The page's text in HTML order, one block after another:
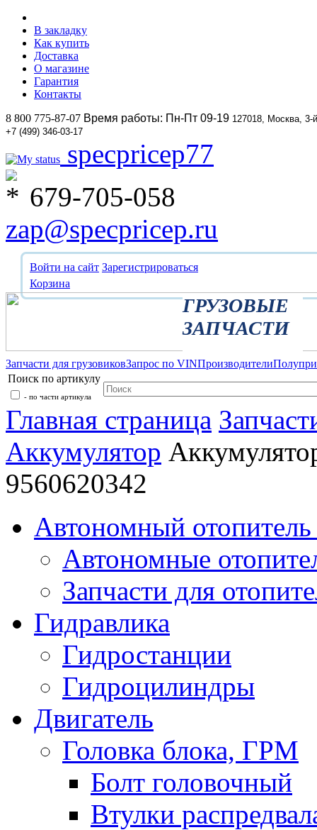
В закладку
Как купить
Доставка
О магазине
Гарантия
Контакты
8 800 775-87-07 Время работы: Пн-Пт 09-19 127018, Москва,
+7 (499) 346-03-17
specpricep77
679-705-058
zap@specpricep.ru
Войти на сайт Зарегистрироваться
Корзина
ГРУЗОВЫЕ
ЗАПЧАСТИ
Запчасти для грузовиковЗапрос по VINПроизводители
Поиск по артикулу
- по части артикула
Главная страница
Аккумулятор
9560620342
Автономный отопитель
Автономные
Запчасти для
Гидравлика
Гидростанции
Гидроцилиндры
Двигатель
Головка блока, ГРМ
Болт головочный
Втулки